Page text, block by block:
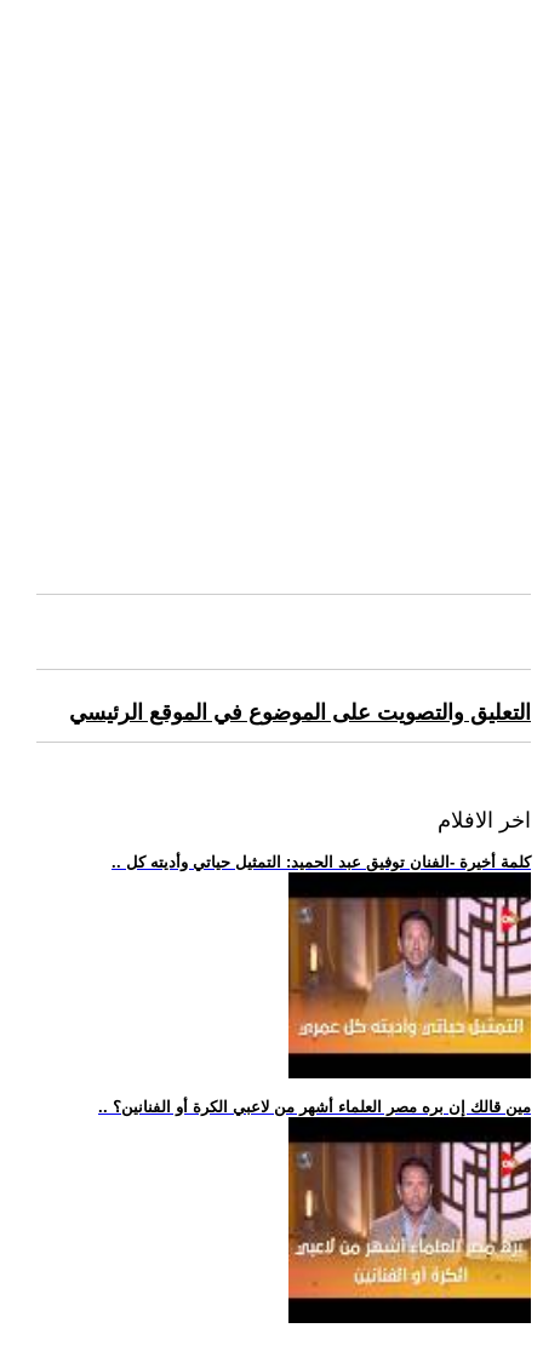
التعليق والتصويت على الموضوع في الموقع الرئيسي
اخر الافلام
.. كلمة أخيرة -الفنان توفيق عبد الحميد: التمثيل حياتي وأديته كل
.. مين قالك إن بره مصر العلماء أشهر من لاعبي الكرة أو الفنانين؟